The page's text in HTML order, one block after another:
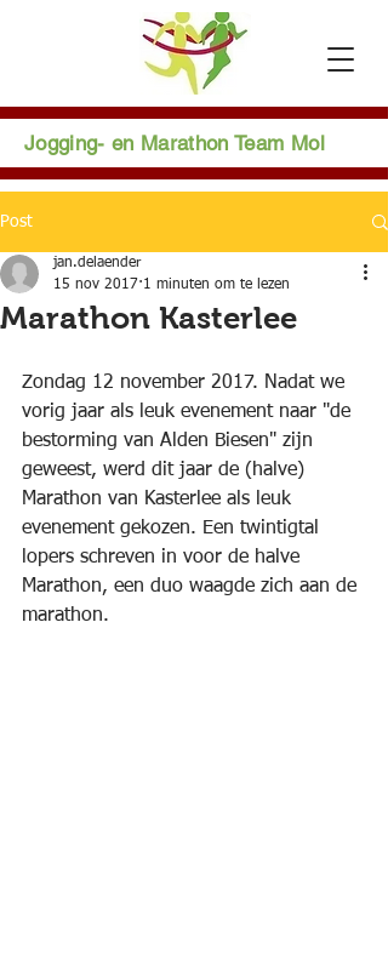
Jogging- en Marathon Team Mol
Post
Marathon Kasterlee
jan.delaender
15 nov 2017 1 minuten om te lezen
Zondag 12 november 2017. Nadat we
vorig jaar als leuk evenement naar "de
bestorming van Alden Biesen" zijn
geweest, werd dit jaar de (halve)
Marathon van Kasterlee als leuk
evenement gekozen. Een twintigtal
lopers schreven in voor de halve
Marathon, een duo waagde zich aan de
marathon.